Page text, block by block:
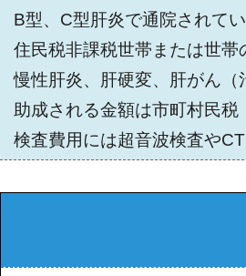
B型、C型肝炎で通院されて
住民税非課税世帯または世
慢性肝炎、肝硬変、肝がん
助成される金額は市町村民
検査費用には超音波検査や